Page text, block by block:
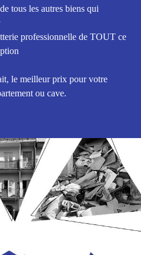
tous les autres biens qui
professionnelle de TOUT ce
le meilleur prix pour votre
ou cave.